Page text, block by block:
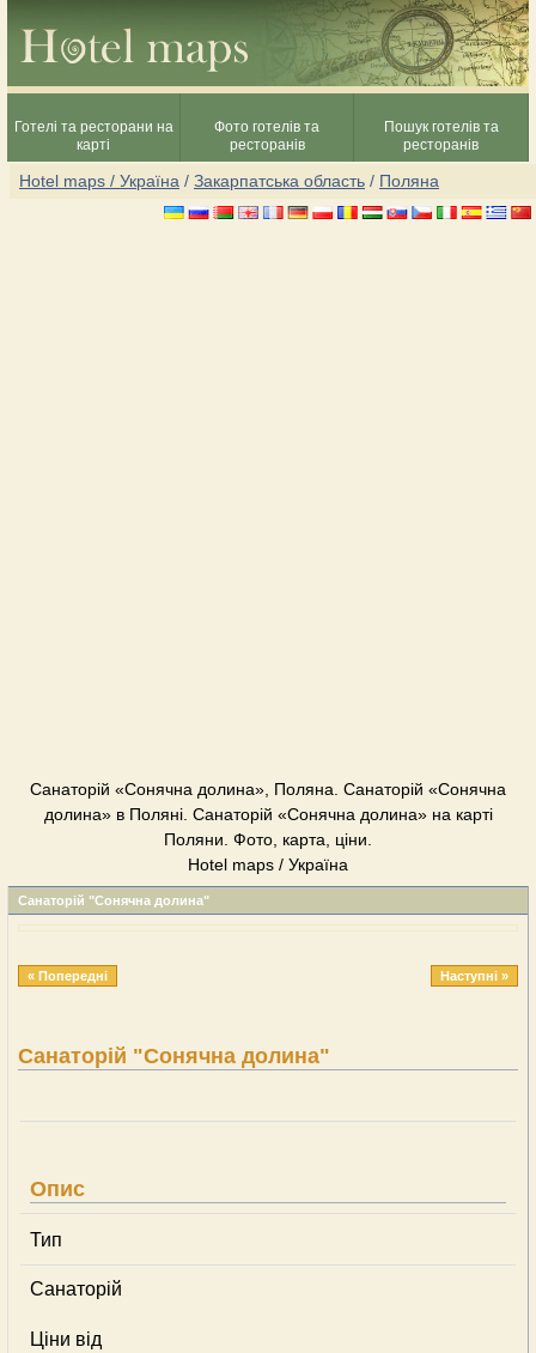
Готелі та ресторани на
карті
Фото готелів та
ресторанів
Пошук готелів та
ресторанів
Hotel maps / Україна / Закарпатська область / Поляна
Санаторій «Сонячна долина», Поляна. Санаторій «Сонячна
долина» в Поляні. Санаторій «Сонячна долина» на карті
Поляни. Фото, карта, ціни.
Hotel maps / Україна
Санаторій "Сонячна долина"
« Попередні Наступні »
Санаторій "Сонячна долина"
Опис
Тип
Санаторій
Ціни від